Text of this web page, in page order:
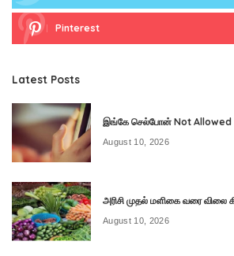
Pinterest
Latest Posts
இங்கே செல்போன் Not Allowed
August 10, 2026
அரிசி முதல் மளிகை வரை விலை
August 10, 2026